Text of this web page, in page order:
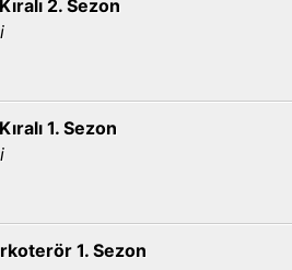
2. Sezon
1. Sezon
1. Sezon